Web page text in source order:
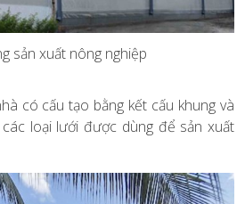
sản xuất nông nghiệp
có cấu tạo bằng kết cấu khung và
loại lưới được dùng để sản xuất